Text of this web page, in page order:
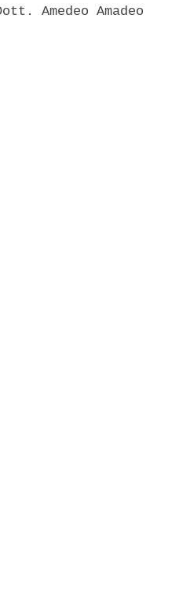
Amedeo Amadeo